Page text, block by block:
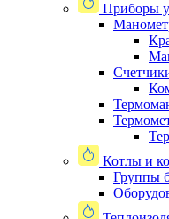
Приборы
Котлы и
Группы